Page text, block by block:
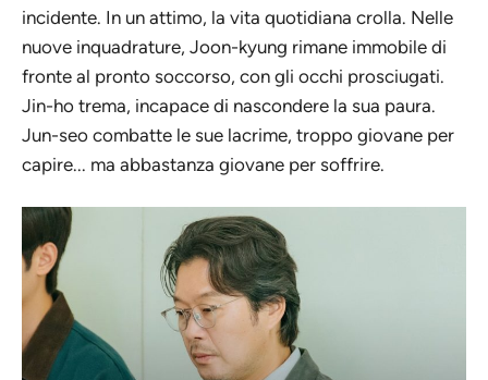
incidente. In un attimo, la vita quotidiana crolla. Nelle
nuove inquadrature, Joon-kyung rimane immobile di
fronte al pronto soccorso, con gli occhi prosciugati.
Jin-ho trema, incapace di nascondere la sua paura.
Jun-seo combatte le sue lacrime, troppo giovane per
capire... ma abbastanza giovane per soffrire.